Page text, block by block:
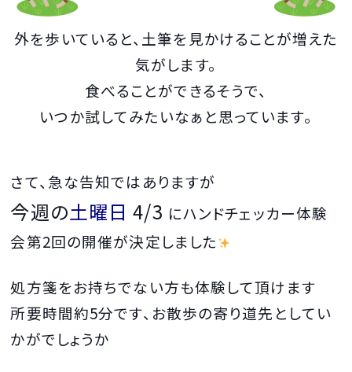
外を歩いていると、土筆を見かけることが増えた
気がします。
食べることができるそうで、
いつか試してみたいなぁと思っています。
さて、急な告知ではありますが
今週の土曜日4/3 にハンドチェッカー体験
会第2回の開催が決定しました
処方箋をお持ちでない方も体験して頂けます
所要時間約5分です、お散歩の寄り道先としてい
かがでしょうか